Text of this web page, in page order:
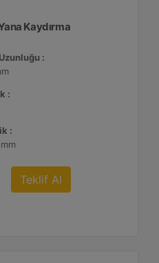
Kaydırma
:
:
:
Teklif Al